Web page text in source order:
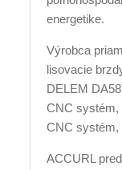
energetike.
Výrobca
lisovacie
DELEM
CNC systém,
CNC systém,
ACCURL